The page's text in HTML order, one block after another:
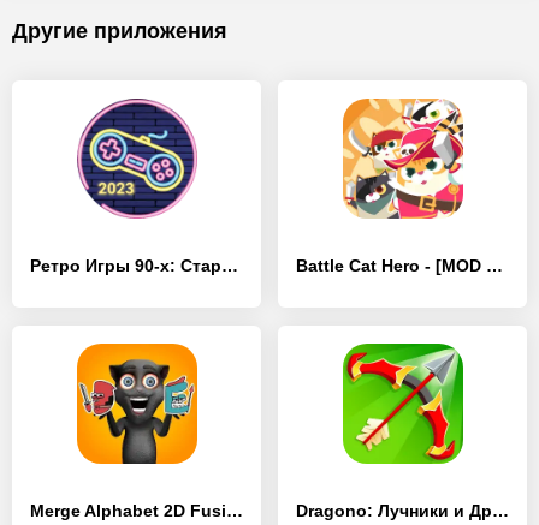
Другие приложения
Ретро Игры 90-х: Старые Аркады - [MOD Бесконечные деньги] Battle Cat Hero - [MOD Бесконечные деньги]
Merge Alphabet 2D Fusion Fight - [MOD Бесконечные деньги] Dragono: Лучники и Драконы - [MOD Бесконечные деньги]